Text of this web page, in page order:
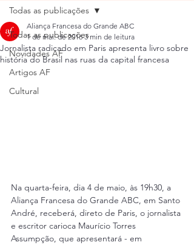
Todas as publicações
Novidades AF
Artigos AF
Cultural
Todas as publicações
Jornalista radicado em Paris apresenta livro sobre
história do Brasil nas ruas da capital francesa
Aliança Francesa do Grande ABC
1 de mai. de 2016 3 min de leitura
Na quarta-feira, dia 4 de maio, às 19h30, a
Aliança Francesa do Grande ABC, em Santo
André, receberá, direto de Paris, o jornalista
e escritor carioca Maurício Torres
Assumpção, que apresentará - em